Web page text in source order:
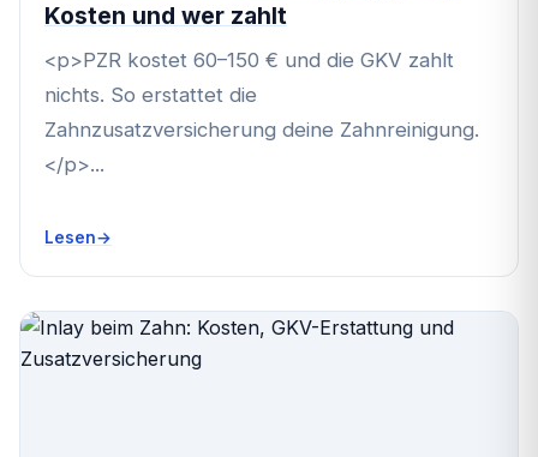
Kosten und wer zahlt
<p>PZR kostet 60–150 € und die GKV zahlt
nichts. So erstattet die
Zahnzusatzversicherung deine Zahnreinigung.
</p>...
Lesen